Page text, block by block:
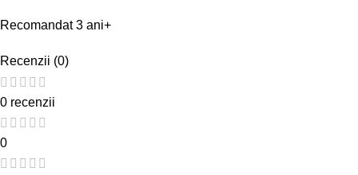
Recomandat 3 ani+
Recenzii (0)
0 recenzii
0